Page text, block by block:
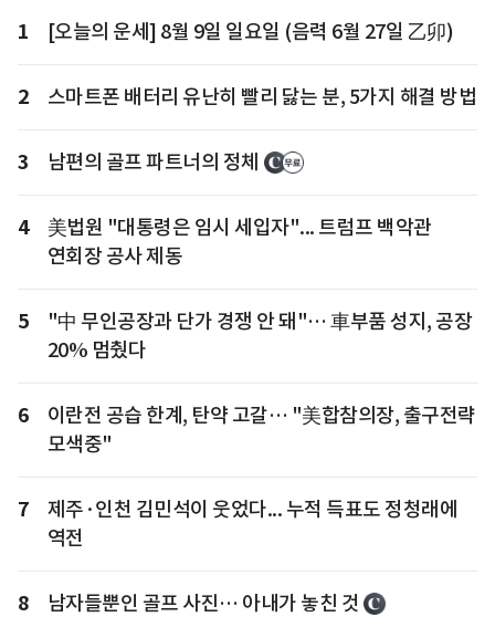
1 [오늘의 운세] 8월 9일 일요일 (음력 6월 27일 乙卯)
2 스마트폰 배터리 유난히 빨리 닳는 분, 5가지 해결 방법
3 남편의 골프 파트너의 정체
4
美법원 "대통령은 임시 세입자"... 트럼프 백악관
연회장 공사 제동
5
"中 무인공장과 단가 경쟁 안 돼"… 車부품 성지, 공장
20% 멈췄다
6
이란전 공습 한계, 탄약 고갈… "美합참의장, 출구전략
모색중"
7
제주·인천 김민석이 웃었다... 누적 득표도 정청래에
역전
8 남자들뿐인 골프 사진… 아내가 놓친 것